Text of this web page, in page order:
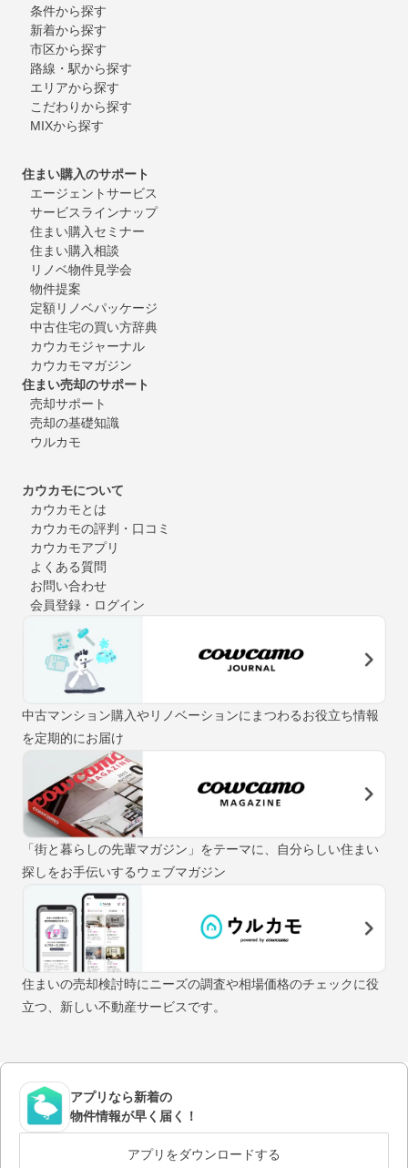
条件から探す
新着から探す
市区から探す
路線・駅から探す
エリアから探す
こだわりから探す
MIXから探す
住まい購入のサポート
エージェントサービス
サービスラインナップ
住まい購入セミナー
住まい購入相談
リノベ物件見学会
物件提案
定額リノベパッケージ
中古住宅の買い方辞典
カウカモジャーナル
カウカモマガジン
住まい売却のサポート
売却サポート
売却の基礎知識
ウルカモ
カウカモについて
カウカモとは
カウカモの評判・口コミ
カウカモアプリ
よくある質問
お問い合わせ
会員登録・ログイン
中古マンション購入やリノベーションにまつわるお役立ち情報
を定期的にお届け
「街と暮らしの先輩マガジン」をテーマに、自分らしい住まい
探しをお手伝いするウェブマガジン
住まいの売却検討時にニーズの調査や相場価格のチェックに役
立つ、新しい不動産サービスです。
アプリなら新着の
物件情報が早く届く！
アプリをダウンロードする